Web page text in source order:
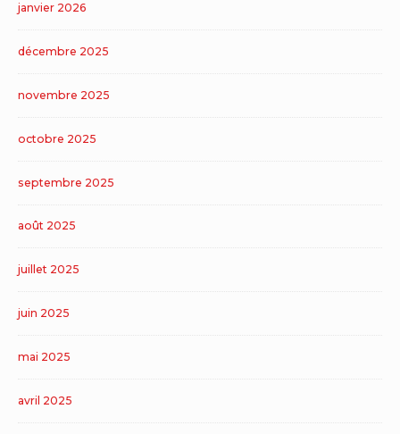
janvier 2026
décembre 2025
novembre 2025
octobre 2025
septembre 2025
août 2025
juillet 2025
juin 2025
mai 2025
avril 2025